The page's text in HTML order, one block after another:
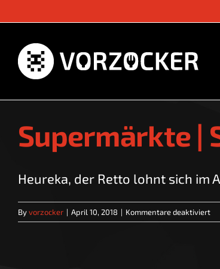
content
Supermärkte |
Heureka, der Retto lohnt sich im
Byvorzocker | April 10, 2018 | Kommentare deaktiviertfür